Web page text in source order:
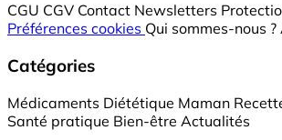
CGU CGV Contact Newsletters
Préférences cookies Qui sommes-nous ?
Catégories
Médicaments Diététique Maman
Santé pratique Bien-être Actualités